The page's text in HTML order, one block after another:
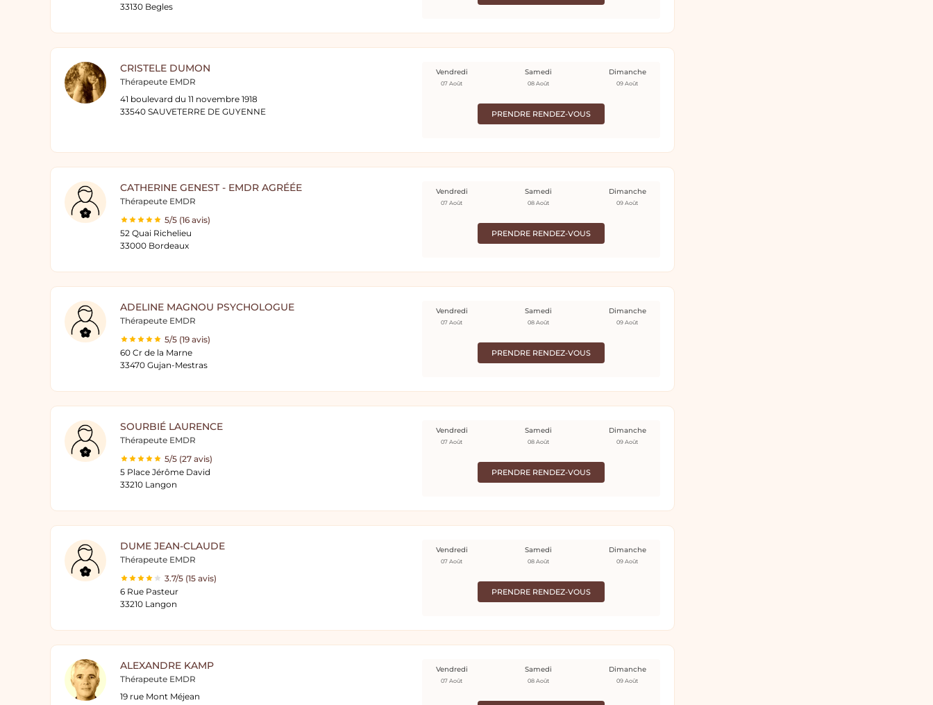
33130 Begles
CRISTELE DUMON
Thérapeute EMDR
41 boulevard du 11 novembre 1918
33540 SAUVETERRE DE GUYENNE
PRENDRE RENDEZ-VOUS
Vendredi
07 Août
Samedi
08 Août
Dimanche
09 Août
CATHERINE GENEST - EMDR AGRÉÉE
Thérapeute EMDR
5/5 (16 avis)
52 Quai Richelieu
33000 Bordeaux
PRENDRE RENDEZ-VOUS
Vendredi
07 Août
Samedi
08 Août
Dimanche
09 Août
ADELINE MAGNOU PSYCHOLOGUE
Thérapeute EMDR
5/5 (19 avis)
60 Cr de la Marne
33470 Gujan-Mestras
PRENDRE RENDEZ-VOUS
Vendredi
07 Août
Samedi
08 Août
Dimanche
09 Août
SOURBIÉ LAURENCE
Thérapeute EMDR
5/5 (27 avis)
5 Place Jérôme David
33210 Langon
PRENDRE RENDEZ-VOUS
Vendredi
07 Août
Samedi
08 Août
Dimanche
09 Août
DUME JEAN-CLAUDE
Thérapeute EMDR
3.7/5 (15 avis)
6 Rue Pasteur
33210 Langon
PRENDRE RENDEZ-VOUS
Vendredi
07 Août
Samedi
08 Août
Dimanche
09 Août
ALEXANDRE KAMP
Thérapeute EMDR
19 rue Mont Méjean
Vendredi
07 Août
Samedi
08 Août
Dimanche
09 Août